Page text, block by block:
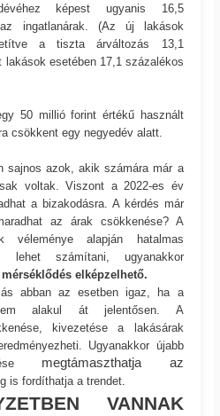
képest ugyanis 16,5
ingatlanárak. (Az új lakások
a tiszta árváltozás 13,1
esetében 17,1 százalékos
50 millió forint értékű használt
csökkent egy negyedév alatt.
sajnos azok, akik számára már a
voltak. Viszont a 2022-es év
a bizakodásra. A kérdés már
az árak csökkenése? A
véleménye alapján hatalmas
lehet számítani, ugyanakkor
elképzelhető.
abban az esetben igaz, ha a
alakul át jelentősen. A
kivezetése a lakásárak
Ugyanakkor újabb
megtámaszthatja az
is fordíthatja a trendet.
VANNAK